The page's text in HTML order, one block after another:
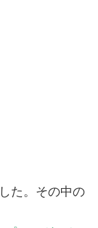
た。その中の